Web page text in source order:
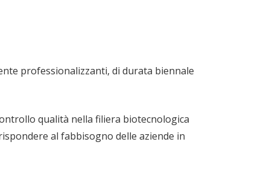
professionalizzanti, di durata biennale
qualità nella filiera biotecnologica
al fabbisogno delle aziende in